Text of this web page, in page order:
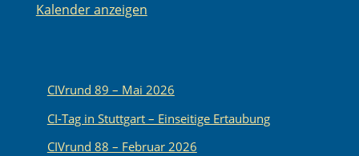
Kalender anzeigen
CIVrund 89 – Mai 2026
CI-Tag in Stuttgart – Einseitige Ertaubung
CIVrund 88 – Februar 2026